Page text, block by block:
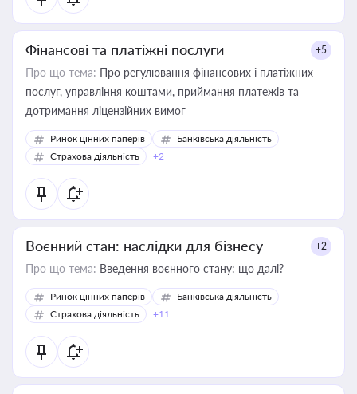
Фінансові та платіжні послуги +5
Про що тема: Про регулювання фінансових і платіжних
послуг, управління коштами, приймання платежів та
дотримання ліцензійних вимог
Ринок цінних паперів
Банківська діяльність
Страхова діяльність
+2
Воєнний стан: наслідки для бізнесу +2
Про що тема: Введення воєнного стану: що далі?
Ринок цінних паперів
Банківська діяльність
Страхова діяльність
+11